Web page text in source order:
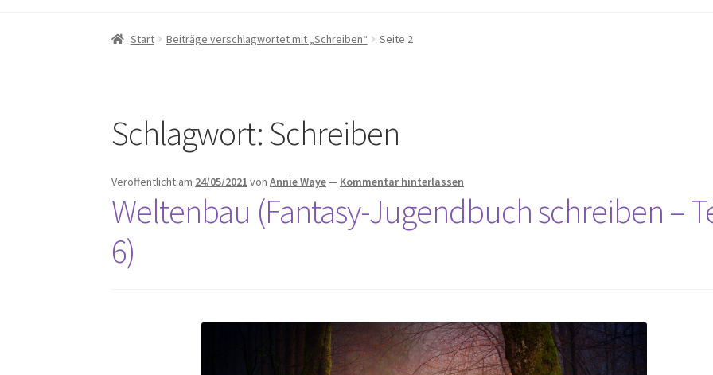
Start Beiträge verschlagwortet mit „Schreiben“ Seite 2
Schlagwort:Schreiben
Veröffentlicht am 24/05/2021 vonAnnie Waye— Kommentar hinterlassen
Weltenbau (Fantasy-Jugendbuch schreiben –
6)